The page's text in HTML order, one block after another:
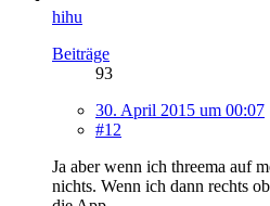
hihu
Beiträge
93
30. April 2015 um 00:07
#12
Ja aber wenn ich threema auf
nichts. Wenn ich dann rechts